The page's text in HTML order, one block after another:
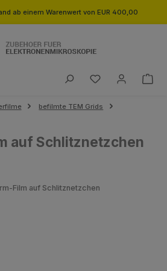
ab einem Warenwert von EUR 400,00
Du hast 0
befilmte TEM Grids
auf Schlitznetzchen